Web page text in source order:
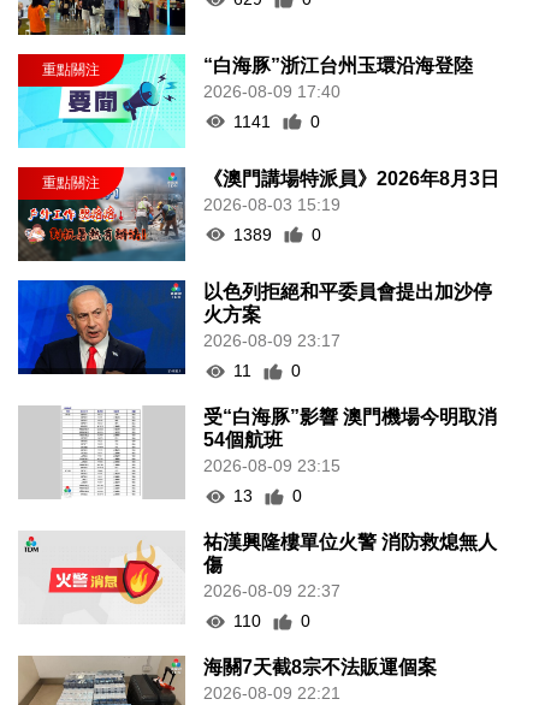
“白海豚”浙江台州玉環沿海登陸
2026-08-09 17:40
1141
0
《澳門講場特派員》2026年8月3日
2026-08-03 15:19
1389
0
以色列拒絕和平委員會提出加沙停
火方案
2026-08-09 23:17
11
0
受“白海豚”影響 澳門機場今明取消
54個航班
2026-08-09 23:15
13
0
祐漢興隆樓單位火警 消防救熄無人
傷
2026-08-09 22:37
110
0
海關7天截8宗不法販運個案
2026-08-09 22:21